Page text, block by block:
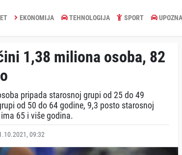
EKONOMIJA TEHNOLOGIJA SPORT
1,38 miliona osoba, 82
pripada starosnoj grupi od 25 do 49
od 50 do 64 godine, 9,3 posto starosnoj
65 i više godina.
09:32